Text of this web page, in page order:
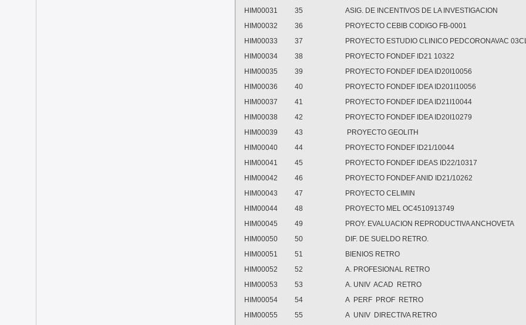
HIM00031
35
ASIG. DE INCENTIVOS DE LA INVESTIGACION
HIM00032
36
PROYECTO CEBIB CODIGO FB-0001
HIM00033
37
PROYECTO ESTUDIO CLINICO PEDCORONAVAC
HIM00034
38
PROYECTO FONDEF ID21 10322
HIM00035
39
PROYECTO FONDEF IDEA ID20I10056
HIM00036
40
PROYECTO FONDEF IDEA ID201I10056
HIM00037
41
PROYECTO FONDEF IDEA ID21I10044
HIM00038
42
PROYECTO FONDEF IDEA ID20I10279
HIM00039
43
PROYECTO GEOLITH
HIM00040
44
PROYECTO FONDEF ID21/10044
HIM00041
45
PROYECTO FONDEF IDEAS ID22/10317
HIM00042
46
PROYECTO FONDEF ANID ID21/10262
HIM00043
47
PROYECTO CELIMIN
HIM00044
48
PROYECTO MEL OC4510913749
HIM00045
49
PROY. EVALUACION REPRODUCTIVA ANCHOVETA
HIM00050
50
DIF. DE SUELDO RETRO.
HIM00051
51
BIENIOS RETRO
HIM00052
52
A. PROFESIONAL RETRO
HIM00053
53
A. UNIV ACAD RETRO
HIM00054
54
A PERF PROF RETRO
HIM00055
55
A UNIV DIRECTIVA RETRO